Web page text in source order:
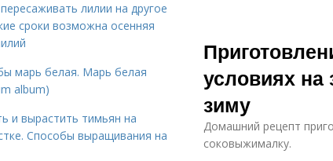
сливовый сок
Напитки со
сливовым соком
условиях
зиму
Домашний рецепт
соковыжималку.
лилии на другое
сроки возможна осенняя
марь белая. Марь белая
album)
и вырастить тимьян на
Способы выращивания на